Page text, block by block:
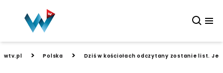
wtv.pl > Polska > Dziś w kościołach odczytany zostanie list.